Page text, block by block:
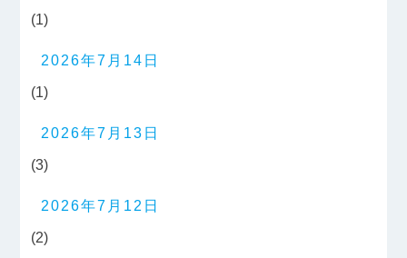
(1)
2026年7月14日
(1)
2026年7月13日
(3)
2026年7月12日
(2)